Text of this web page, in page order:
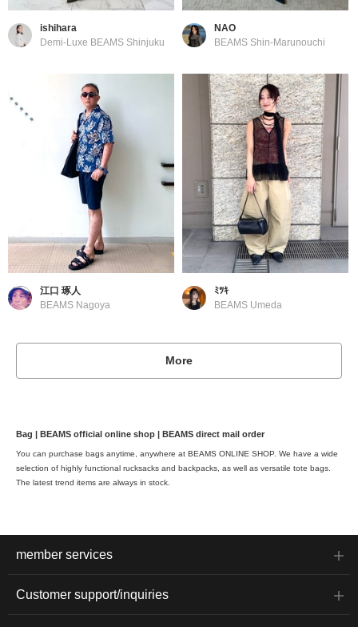
ishihara
Demi-Luxe BEAMS Shinjuku
NAO
BEAMS Shin-Marunouchi
江口 琢人
BEAMS Nagoya
ﾐﾂｷ
BEAMS Umeda
More
Bag | BEAMS official online shop | BEAMS direct mail order
You can purchase bags anytime, anywhere at BEAMS ONLINE SHOP. We have a wide
selection of highly functional rucksacks and backpacks, as well as versatile tote bags.
The latest trend items are always in stock.
member services
Customer support/inquiries